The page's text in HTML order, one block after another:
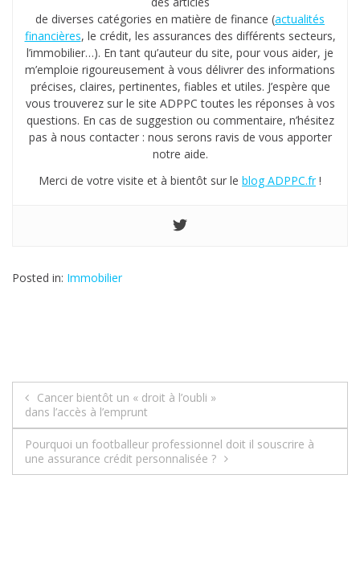
de diverses catégories en matière de finance (actualités
financières, le crédit, les assurances des différents secteurs,
l’immobilier…). En tant qu’auteur du site, pour vous aider, je
m’emploie rigoureusement à vous délivrer des informations
précises, claires, pertinentes, fiables et utiles. J’espère que
vous trouverez sur le site ADPPC toutes les réponses à vos
questions. En cas de suggestion ou commentaire, n’hésitez
pas à nous contacter : nous serons ravis de vous apporter
notre aide.
Merci de votre visite et à bientôt sur le blog ADPPC.fr!
Posted in: Immobilier
N
a
v
Cancer bientôt un « droit à l’oubli »
dans l’accès à l’emprunt
Pourquoi un footballeur professionnel doit il souscrire à
une assurance crédit personnalisée ?